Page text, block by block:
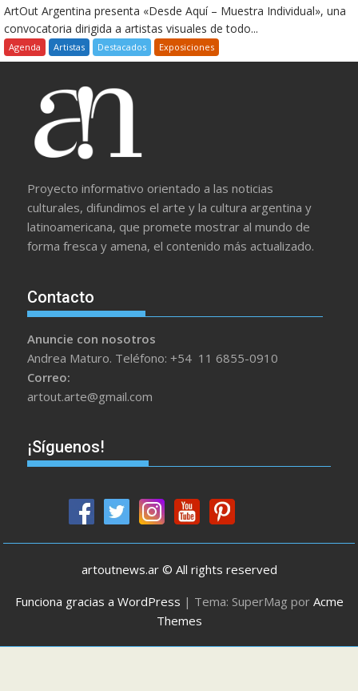
ArtOut Argentina presenta «Desde Aquí – Muestra Individual», una
convocatoria dirigida a artistas visuales de todo...
Agenda Artistas Destacados Exposiciones
Proyecto informativo orientado a las noticias
culturales, difundimos el arte y la cultura argentina y
latinoamericana, que promete mostrar al mundo de
forma fresca y amena, el contenido más actualizado.
Contacto
Anuncie con nosotros
Andrea Maturo. Teléfono: +54 11 6855-0910
Correo:
artout.arte@gmail.com
¡Síguenos!
artoutnews.ar © All rights reserved
Funciona gracias a WordPress | Tema: SuperMag por Acme
Themes